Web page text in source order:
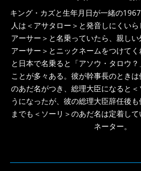
キング・カズと生年月日が一緒の
人は＜アサタロー＞と発音しにくい
アーサー＞と名乗っていたら、親しい
アーサー＞とニックネームをつけてく
と日本で名乗ると「アソウ・タロウ
ことが多々ある。彼が幹事長のとき
のあだ名がつき、総理大臣になると
うになったが、彼の総理大臣辞任後
までも＜ソーリ＞のあだ名は定着し
ネーター。